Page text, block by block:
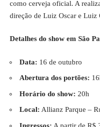
como cerveja oficial. A
direção de Luiz Oscar e Luiz
Detalhes do show em São
Data: 16 de outubro
Abertura dos portões:
Horário do show: 20h
Local: Allianz Parque –
Ingressos: A partir de R$